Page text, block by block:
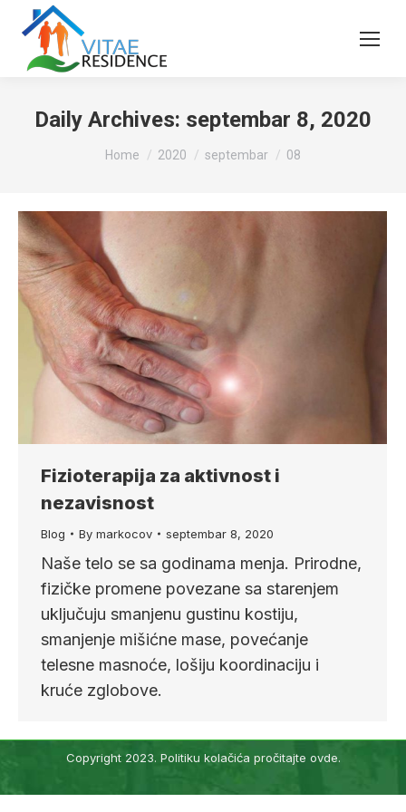
Daily Archives: septembar 8, 2020
You are here:
Home 2020 septembar 08
Fizioterapija za aktivnost i
nezavisnost
Blog By markocov septembar 8, 2020
Naše telo se sa godinama menja. Prirodne,
fizičke promene povezane sa starenjem
uključuju smanjenu gustinu kostiju,
smanjenje mišićne mase, povećanje
telesne masnoće, lošiju koordinaciju i
kruće zglobove.
Copyright 2023. Politiku kolačića pročitajte ovde.